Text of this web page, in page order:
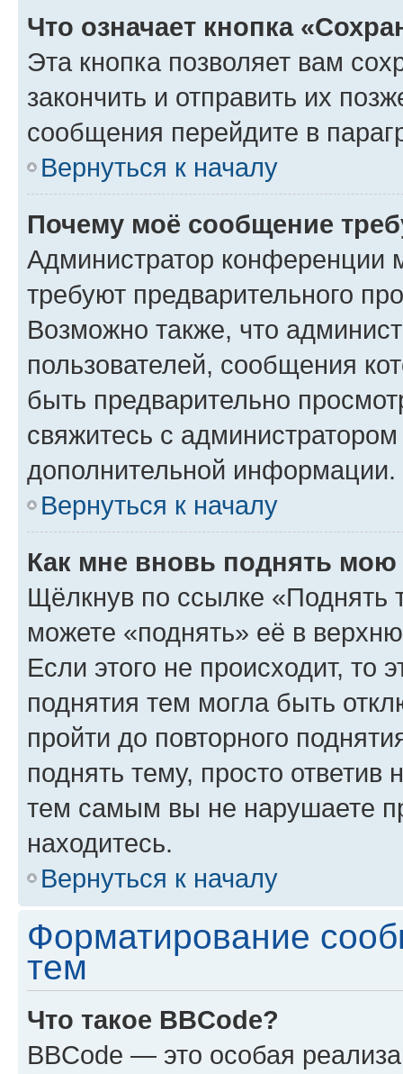
Что означает кнопка
Эта кнопка позволяет вам
закончить и отправить их
сообщения перейдите в
Вернуться к началу
Почему моё сообщение
Администратор конференции
требуют предварительного
Возможно также, что
пользователей, сообщения
быть предварительно
свяжитесь с
дополнительной информации.
Вернуться к началу
Как мне вновь поднять мою
Щёлкнув по ссылке «Поднять
можете «поднять» её в
Если этого не происходит, то
поднятия тем могла быть
пройти до повторного
поднять тему, просто ответив
тем самым вы не нарушаете
находитесь.
Вернуться к началу
Форматирование
тем
Что такое BBCode?
BBCode — это особая